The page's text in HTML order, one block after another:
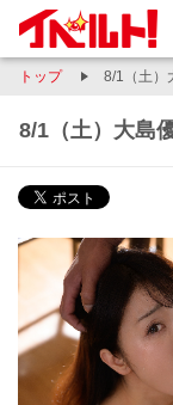
トップ 8/1（土）
8/1（土）大島